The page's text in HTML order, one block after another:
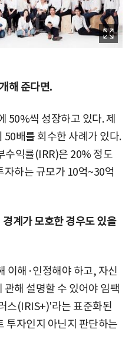
해 준다면.
50%씩 성장하고 있다. 제
50배를 회수한 사례가 있다.
수익률(IRR)은 20% 정도
자하는 규모가 10억~30억
계가 모호한 경우도 있을
이해·인정해야 하고, 자신
해 설명할 수 있어야 임팩
스(IRIS+)'라는 표준화된
투자인지 아닌지 판단하는